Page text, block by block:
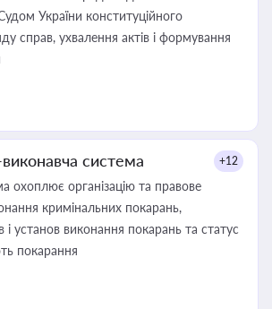
України конституційного
справ, ухвалення актів і формування
система +12
охоплює організацію та правове
кримінальних покарань,
і установ виконання покарань та статус
покарання